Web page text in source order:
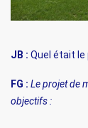
JB : Quel était le
FG : Le projet de
objectifs :